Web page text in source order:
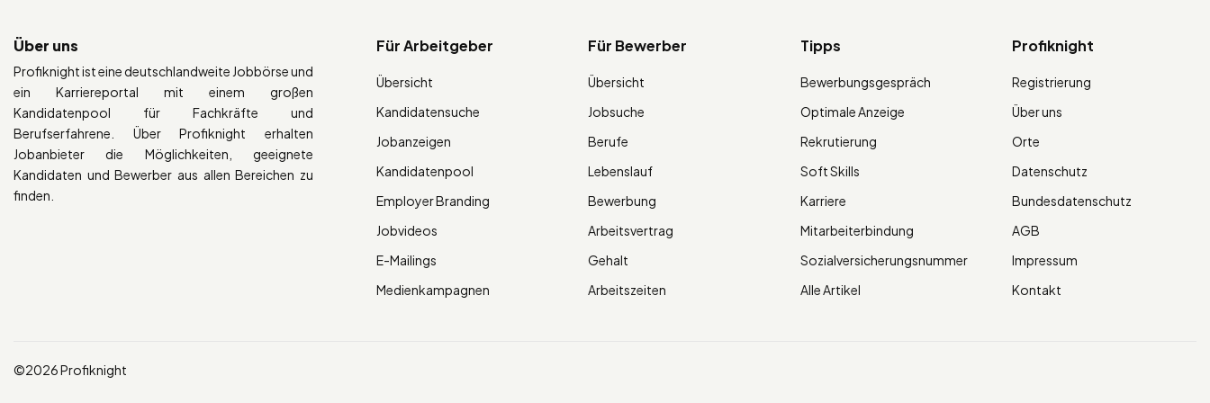
Über uns
Profiknight ist eine deutschlandweite Jobbörse und
ein Karriereportal mit einem großen
Kandidatenpool für Fachkräfte und
Berufserfahrene. Über Profiknight erhalten
Jobanbieter die Möglichkeiten, geeignete
Kandidaten und Bewerber aus allen Bereichen zu
finden.
Für Arbeitgeber
Übersicht
Kandidatensuche
Jobanzeigen
Kandidatenpool
Employer Branding
Jobvideos
E-Mailings
Medienkampagnen
Für Bewerber
Übersicht
Jobsuche
Berufe
Lebenslauf
Bewerbung
Arbeitsvertrag
Gehalt
Arbeitszeiten
Tipps
Bewerbungsgespräch
Optimale Anzeige
Rekrutierung
Soft Skills
Karriere
Mitarbeiterbindung
Sozialversicherungsnummer
Alle Artikel
Profiknight
Registrierung
Über uns
Orte
Datenschutz
Bundesdatenschutz
AGB
Impressum
Kontakt
©2026 Profiknight